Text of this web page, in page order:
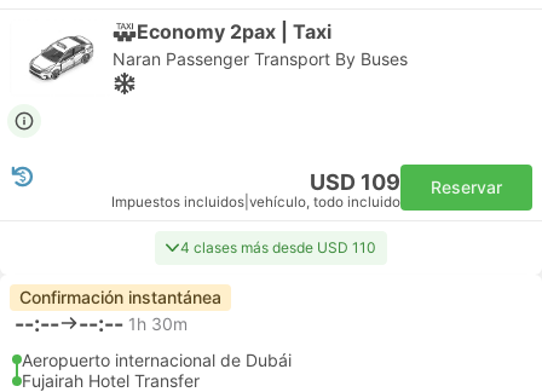
Economy 2pax | Taxi
Naran Passenger Transport By Buses
USD 109
Impuestos incluidos vehículo, todo incluido
Reservar
4 clases más desde USD 110
Confirmación instantánea
--:-- --:-- 1h 30m
Aeropuerto internacional de Dubái
Fujairah Hotel Transfer